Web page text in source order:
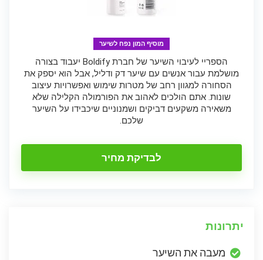
מוסיף המון נפח לשיער
הספריי לעיבוי השיער של חברת Boldify יעבוד בצורה
מושלמת עבור אנשים עם שיער דק ודליל, אבל הוא יספק את
הסחורה למגוון רחב של מטרות שימוש ואפשרויות עיצוב
שונות. אתם הולכים לאהוב את הפורמולה הקלילה שלא
משאירה משקעים דביקים ושמנוניים שיכבידו על השיער
שלכם.
לבדיקת מחיר
יתרונות
מעבה את השיער